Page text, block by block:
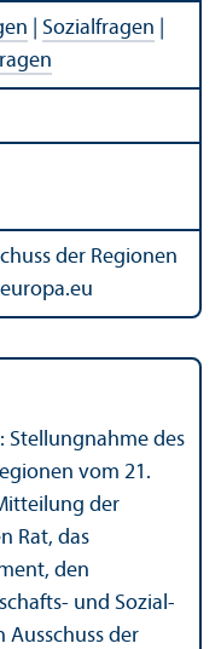
Sozialfragen
der Regionen
Stellungnahme des
vom 21.
der
Rat, das
den
und Sozial­
Ausschuss der